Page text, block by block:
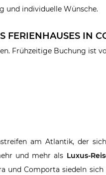
und individuelle Wünsche.
FERIENHAUSES IN
Frühzeitige Buchung ist
am Atlantik, der
und mehr als Luxus-
und Comporta siedeln